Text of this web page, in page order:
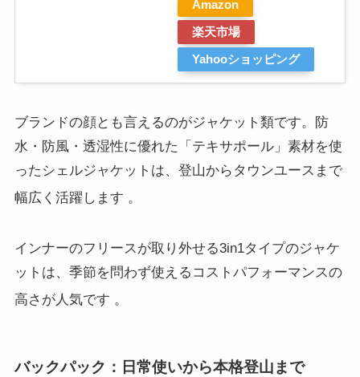
Amazon
楽天市場
Yahooショッピング
ブランドの顔とも言えるのがジャケット類です。防
水・防風・透湿性に優れた「テキサポール」素材を使
ったシェルジャケットは、登山からタウンユースまで
幅広く活躍します 。
インナーのフリースが取り外せる3in1タイプのジャケ
ットは、季節を問わず使えるコストパフォーマンスの
高さが人気です 。
バックパック：日常使いから本格登山まで